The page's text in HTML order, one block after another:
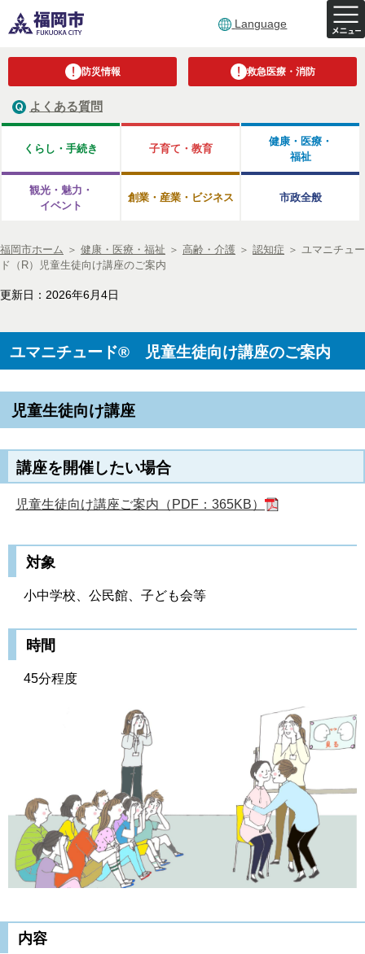
Language
防災情報 救急医療・消防
よくある質問
くらし・手続き 子育て・教育
健康・医療・
福祉
観光・魅力・
イベント
創業・産業・ビジネス 市政全般
福岡市ホーム ＞ 健康・医療・福祉 ＞ 高齢・介護 ＞ 認知症 ＞ ユマニチュー
ド（R）児童生徒向け講座のご案内
更新日：2026年6月4日
ユマニチュード® 児童生徒向け講座のご案内
児童生徒向け講座
講座を開催したい場合
児童生徒向け講座ご案内（PDF：365KB）
対象
小中学校、公民館、子ども会等
時間
45分程度
内容